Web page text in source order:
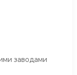
заводами